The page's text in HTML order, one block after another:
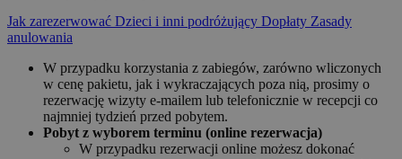
Jak zarezerwować Dzieci i inni podróżujący Dopłaty Zasady
anulowania
W przypadku korzystania z zabiegów, zarówno wliczonych
w cenę pakietu, jak i wykraczających poza nią, prosimy o
rezerwację wizyty e-mailem lub telefonicznie w recepcji co
najmniej tydzień przed pobytem.
Pobyt z wyborem terminu (online rezerwacja)
W przypadku rezerwacji online możesz dokonać